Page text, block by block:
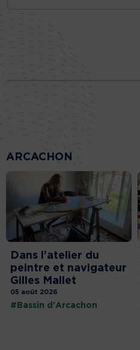
ARCACHON
Dans l’atelier du
peintre et navigateur
Gilles Mallet
05 août 2026
#Bassin d'Arcachon